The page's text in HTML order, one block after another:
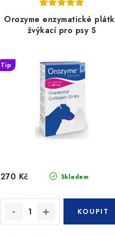
Orozyme enzymatické
žvýkací pro psy S
Tip
Skladem
270 Kč